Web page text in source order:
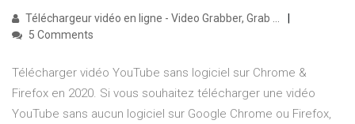
Téléchargeur vidéo en ligne - Video Grabber, Grab ...
5 Comments
Télécharger vidéo YouTube sans logiciel sur Chrome &
Firefox en 2020. Si vous souhaitez télécharger une vidéo
YouTube sans aucun logiciel sur Google Chrome ou Firefox,